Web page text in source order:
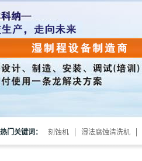
热门关键词： 刻蚀机 湿法腐蚀清洗机